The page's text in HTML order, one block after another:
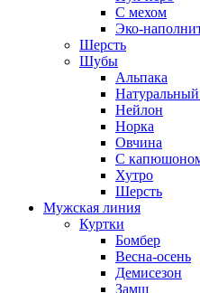
С мехом
Эко-
Шерсть
Шубы
Альпака
Нейлон
Норка
Овчина
С
Хутро
Шерсть
Мужская линия
Куртки
Бомбер
Весна-осень
Демисезон
Замш